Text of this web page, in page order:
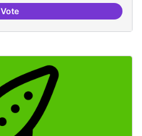
VoteTemes: Intel·ligència artificial